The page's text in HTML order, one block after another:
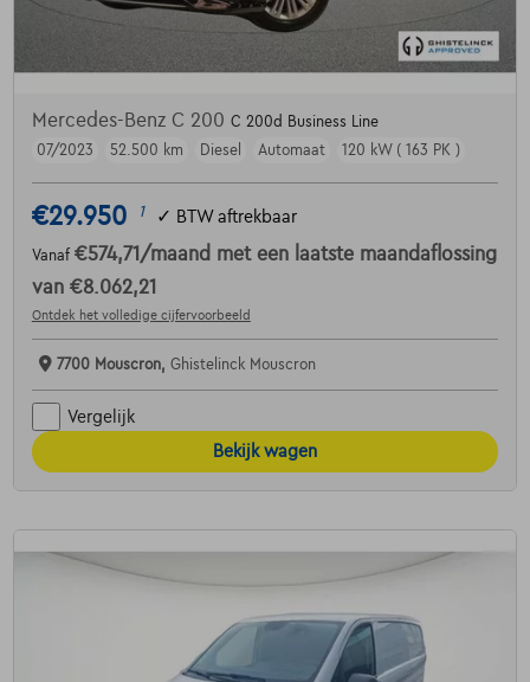
Mercedes-Benz C 200 C 200d Business Line
07/2023
52.500 km Diesel Automaat 120 kW ( 163 PK )
€29.950 1 ✓ BTW aftrekbaar
Vanaf €574,71 /maand met een laatste maandaflossing
van €8.062,21
Ontdek het volledige cijfervoorbeeld
7700 Mouscron, Ghistelinck Mouscron
Vergelijk
Bekijk wagen